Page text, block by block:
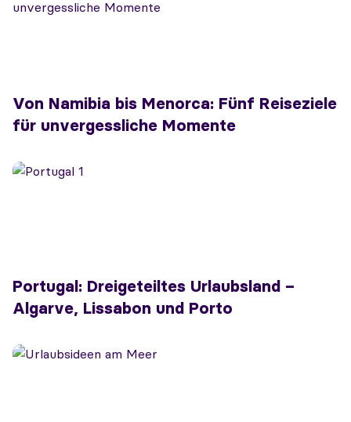
Von Namibia bis Menorca: Fünf Reiseziele
für unvergessliche Momente
Portugal: Dreigeteiltes Urlaubsland –
Algarve, Lissabon und Porto